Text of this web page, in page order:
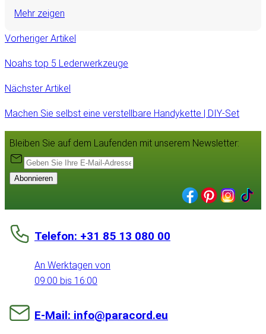
Mehr zeigen
Vorheriger Artikel
Noahs top 5 Lederwerkzeuge
Nächster Artikel
Machen Sie selbst eine verstellbare Handykette | DIY-Set
Bleiben Sie auf dem Laufenden mit unserem Newsletter:
Abonnieren
Telefon: +31 85 13 080 00
An Werktagen von
09:00 bis 16:00
E-Mail: info@paracord.eu